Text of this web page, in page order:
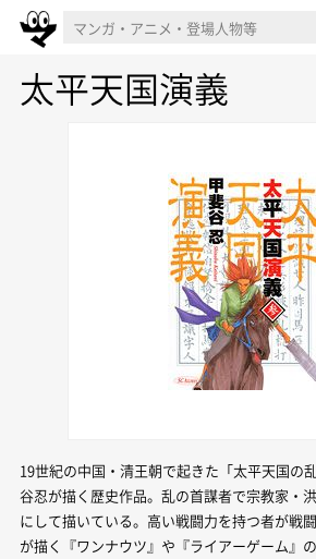
太平天国演義
19世紀の中国・清王朝で起きた「太平天国の
谷忍が描く歴史作品。乱の首謀者で宗教家・
にして描いている。高い戦闘力を持つ者が戦
が描く『ワンナウツ』や『ライアーゲーム』